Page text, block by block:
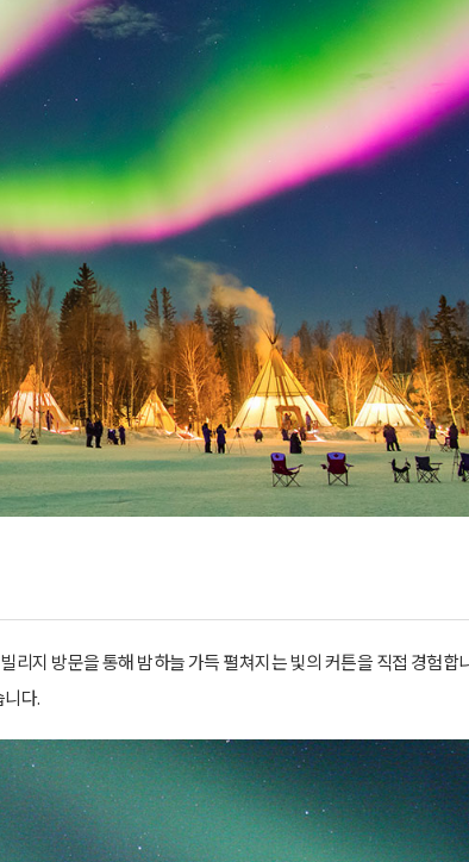
지 방문을 통해 밤하늘 가득 펼쳐지는 빛의 커튼을 직접 경험합
다.